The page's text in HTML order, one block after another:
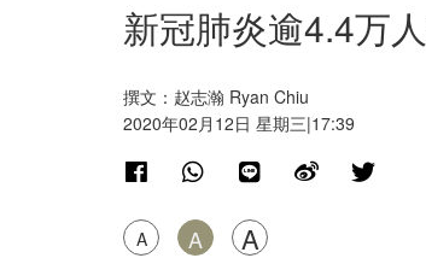
新冠肺炎逾4.4万
撰文：赵志瀚 Ryan Chiu
2020年02月12日 星期三|17:39
A A A